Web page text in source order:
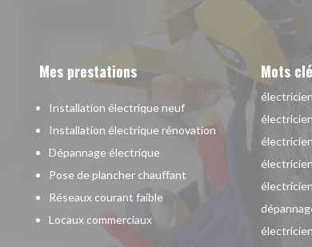
Mes prestations
Installation électrique neuf
Installation électrique rénovation
Dépannage électrique
Pose de plancher chauffant
Réseaux courant faible
Locaux commerciaux
Mots